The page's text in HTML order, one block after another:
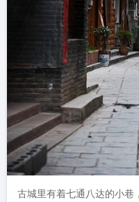
古城里有着七通八达的小巷